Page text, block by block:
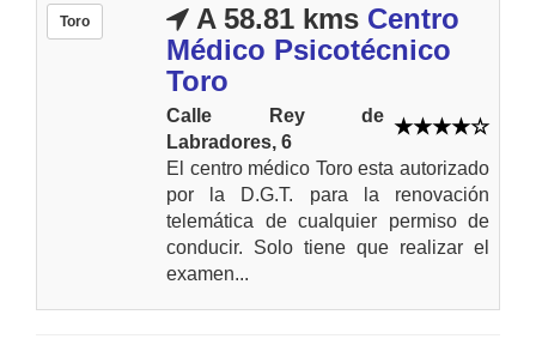
Toro A 58.81 kms Centro
Médico Psicotécnico
Toro
Calle Rey de
Labradores, 6
El centro médico Toro esta autorizado
por la D.G.T. para la renovación
telemática de cualquier permiso de
conducir. Solo tiene que realizar el
examen...